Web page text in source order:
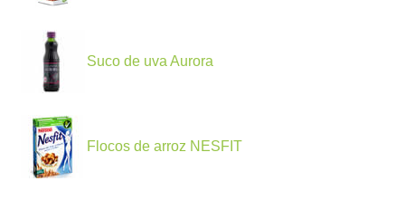
Suco de uva Aurora
Flocos de arroz NESFIT